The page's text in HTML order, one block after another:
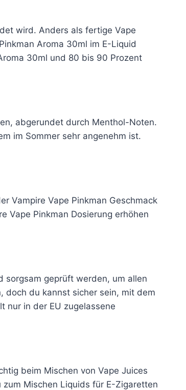
wird. Anders als fertige Vape
Aroma 30ml im E-Liquid
30ml und 80 bis 90 Prozent
abgerundet durch Menthol-Noten.
im Sommer sehr angenehm ist.
Vampire Vape Pinkman Geschmack
Vape Pinkman Dosierung erhöhen
sorgsam geprüft werden, um allen
doch du kannst sicher sein, mit dem
nur in der EU zugelassene
beim Mischen von Vape Juices
Mischen Liquids für E-Zigaretten